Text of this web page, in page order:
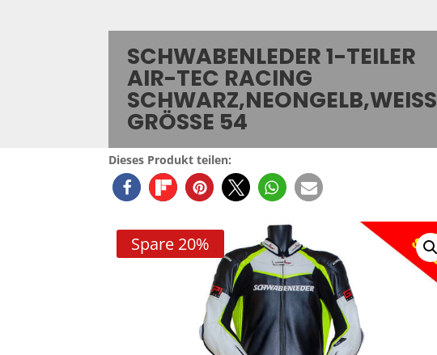
SCHWABENLEDER 1-TEILER
AIR-TEC RACING
SCHWARZ,NEONGELB,WEISS G
RÖSSE 54
Dieses Produkt teilen:
Spare 20%